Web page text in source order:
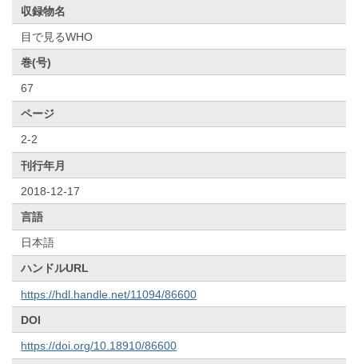
収録物名
目で見るWHO
巻(号)
67
ページ
2-2
刊行年月
2018-12-17
言語
日本語
ハンドルURL
https://hdl.handle.net/11094/86600
DOI
https://doi.org/10.18910/86600